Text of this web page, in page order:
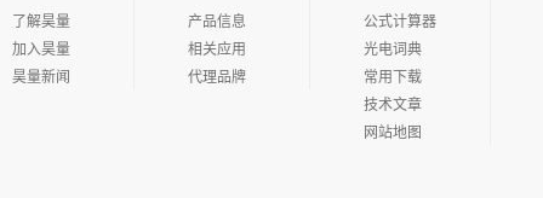
了解昊量
加入昊量
昊量新闻
产品信息
相关应用
代理品牌
公式计算器
光电词典
常用下载
技术文章
网站地图